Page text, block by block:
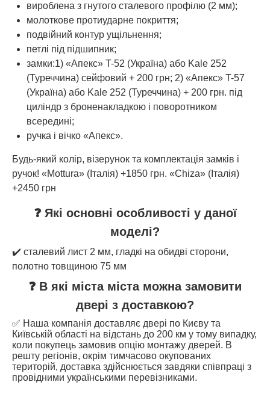
вироблена з гнутого сталевого профілю (2 мм);
молоткове протиударне покриття;
подвійний контур ущільнення;
петлі під підшипник;
замки:1) «Апекс» T-52 (Україна) або Kale 252
(Туреччина) сейфовий + 200 грн; 2) «Апекс» T-57
(Україна) або Kale 252 (Туреччина) + 200 грн. під
циліндр з броненакладкою і поворотником
всередині;
ручка і вічко «Апекс».
Будь-який колір, візерунок та комплектація замків і
ручок! «Mottura» (Італія) +1850 грн. «Chiza» (Італія)
+2450 грн
❓ Які основні особливості у даної
моделі?
✔️ сталевий лист 2 мм, гладкі на обидві сторони,
полотно товщиною 75 мм
❓ В які міста міста можна замовити
двері з доставкою?
✅ Наша компанія доставляє двері по Києву та
Київській області на відстань до 200 км у тому випадку,
коли покупець замовив опцію монтажу дверей. В
решту регіонів, окрім тимчасово окупованих
територій, доставка здійснюється завдяки співпраці з
провідними українськими перевізниками.